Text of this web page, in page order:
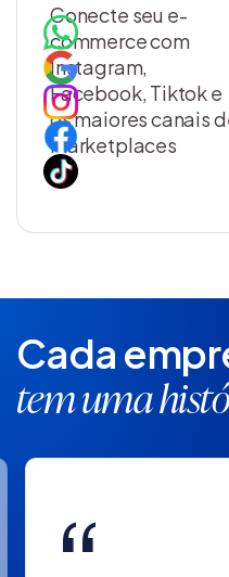
Conecte seu e-
commerce com
Instagram,
Facebook, Tiktok e
os maiores canais
marketplaces
Cada
tem uma